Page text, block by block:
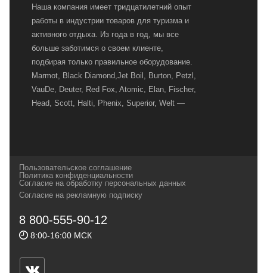
Наша компания имеет тридцатилетний опыт
работы в индустрии товаров для туризма и
активного отдыха. Из года в год, мы все
больше заботимся о своем клиенте,
подбирая только правильное оборудование.
Marmot, Black Diamond,Jet Boil, Burton, Petzl,
VauDe, Deuter, Red Fox, Atomic, Elan, Fischer,
Head, Scott, Halti, Phenix, Superior, Welt —
и взыскательных путешественников,
спортсменов и отдыхающих.
Геннадьевич
ИНН 590300057023 ОГРН 304590319000121
ул.Советская, 25, магазин Басег.
Пользовательское соглашение
Политика конфиденциальности
Согласие на обработку персональных данных
Согласие на рекламную подписку
8 800-555-90-12
8:00-16:00 МСК